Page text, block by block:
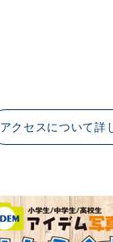
アクセスについて詳